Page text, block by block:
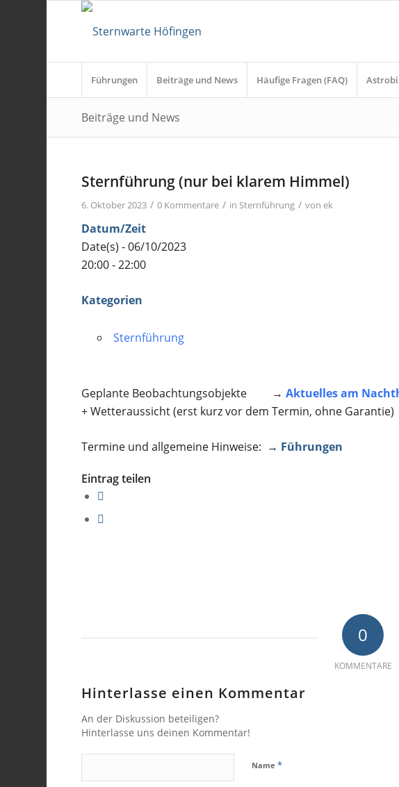
Führungen Beiträge und News Häufige Fragen (FAQ)
Beiträge und News
Sternführung (nur bei klarem Himmel)
6. Oktober 2023 / 0 Kommentare / in Sternführung / vonek
Datum/Zeit
Date(s) - 06/10/2023
20:00 - 22:00
Kategorien
Sternführung
Geplante Beobachtungsobjekte →Aktuelles am
+ Wetteraussicht (erst kurz vor dem Termin, ohne Garantie)
Termine und allgemeine Hinweise: → Führungen
Eintrag teilen
0
KOMMENTARE
Hinterlasse einen Kommentar
An der Diskussion beteiligen?
Hinterlasse uns deinen Kommentar!
Name*